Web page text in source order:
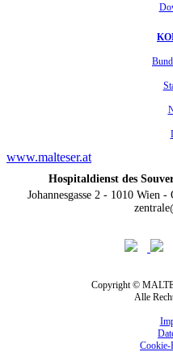
www.malteser.at
Hospitaldienst des
Johannesgasse 2 - 1010 Wien
Copyright ©
Alle
Cookie-